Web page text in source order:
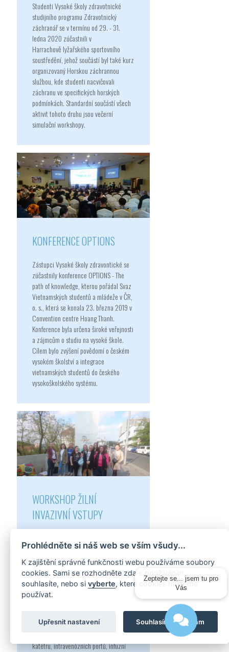
Studenti Vysoké školy zdravotnické
studijního programu Zdravotnický
záchranář se v termínu od 29. - 31.
ledna 2020 zúčastnili v
Harrachově lyžařského sportovního
soustředění, jehož součástí byl také kurz
organizovaný Horskou záchrannou
službou, kde studenti nacvičovali
záchranu ve specifických horských
podmínkách. Standardní součástí všech
aktivit tohoto druhu jsou večerní
simulační workshopy.
KONFERENCE OPTIONS
Zástupci Vysoké školy zdravontické se
zúčastnily konference OPTIONS - The
path of knowledge, kterou pořádal Svaz
Vietnamských studentů a mládeže v ČR,
o. s., která se konala 23. března 2019 v
Convention centre Hoang Thanh.
Konference byla určena široké veřejnosti
a zájmcům o studiu na vysoké škole.
Cílem bylo zvýšení povědomí o českém
vysokém školství a integrace
vietnamských studentů do českého
vysokoškolského systému.
WORKSHOP ŽILNÍ
INVAZIVNÍ VSTUPY
Akademie pro studenty Vysoké školy
zdravotnické odborný workshop
"Invazivní žilní vstupy v ošetřovatelské
péči". Workshop se netradičně konal ve
školícím středisku Aesculap Akademie,
prezentovány techniky a technologie
katétru, intravenózních portů, infuzní
Prohlédněte si náš web se vším všudy...
K zajištění správné funkčnosti webu používáme soubory
cookies. Sami se rozhodněte zda s používáním
souhlasíte, nebo sivyberte, které cookies můžeme
používat.
Souhlasím a přijímám
Upřesnit nastavení
Zeptejte se... jsem tu pro